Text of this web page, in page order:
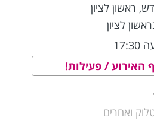
, ראשון לציון
לציון
האירוע / פעילות!
ואחרים